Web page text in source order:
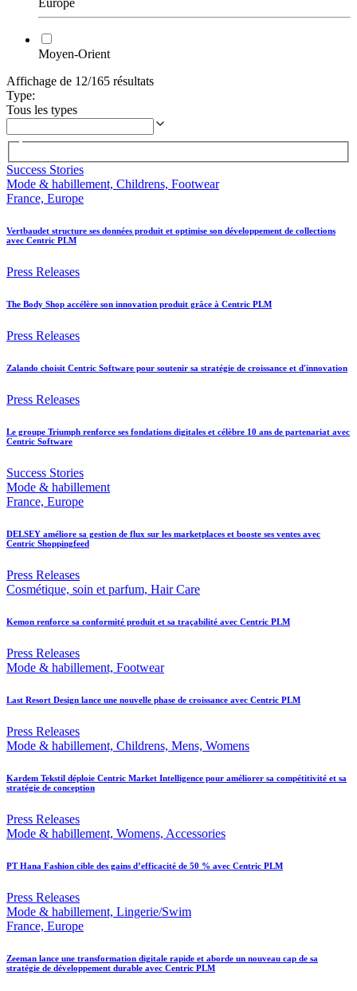
Moyen-Orient
Affichage de 12/165 résultats
Type:
Tous les types
Success Stories
Mode & habillement, Childrens, Footwear
France, Europe
Vertbaudet structure ses données produit et optimise son développement de collections
avec Centric PLM
Press Releases
The Body Shop accélère son innovation produit grâce à Centric PLM
Press Releases
Zalando choisit Centric Software pour soutenir sa stratégie de croissance et d'innovation
Press Releases
Le groupe Triumph renforce ses fondations digitales et célèbre 10 ans de partenariat avec
Centric Software
Success Stories
Mode & habillement
France, Europe
DELSEY améliore sa gestion de flux sur les marketplaces et booste ses ventes avec
Centric Shoppingfeed
Press Releases
Cosmétique, soin et parfum, Hair Care
Kemon renforce sa conformité produit et sa traçabilité avec Centric PLM
Press Releases
Mode & habillement, Footwear
Last Resort Design lance une nouvelle phase de croissance avec Centric PLM
Press Releases
Mode & habillement, Childrens, Mens, Womens
Kardem Tekstil déploie Centric Market Intelligence pour améliorer sa compétitivité et sa
stratégie de conception
Press Releases
Mode & habillement, Womens, Accessories
PT Hana Fashion cible des gains d’efficacité de 50 % avec Centric PLM
Press Releases
Mode & habillement, Lingerie/Swim
France, Europe
Zeeman lance une transformation digitale rapide et aborde un nouveau cap de sa
stratégie de développement durable avec Centric PLM